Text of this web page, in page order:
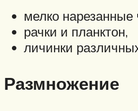
мелко нарезанные
рачки и планктон,
личинки
Размножение